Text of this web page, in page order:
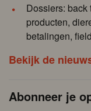
Dossiers:
producten,
betalingen,
Bekijk de
Abonneer je